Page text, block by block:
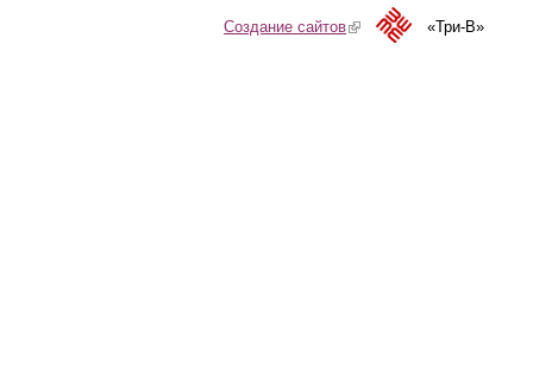
Создание сайтов(link is external)«Три-В»